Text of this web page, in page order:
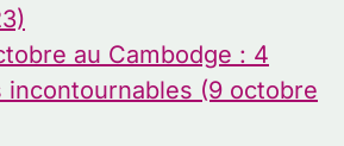
au Cambodge : 4
incontournables (9 octobre